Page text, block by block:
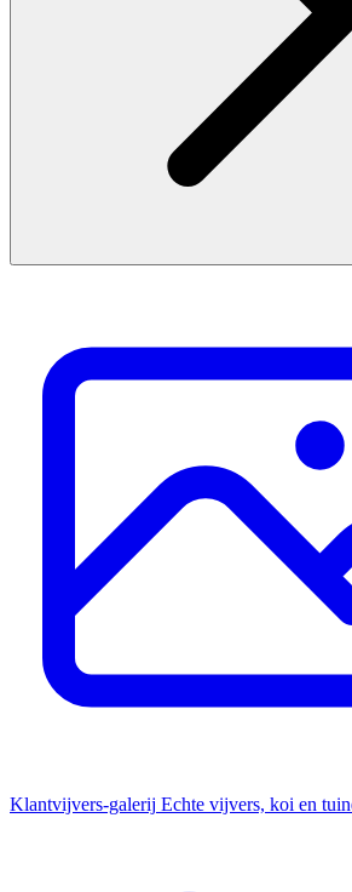
Klantvijvers-galerij Echte vijvers, koi en